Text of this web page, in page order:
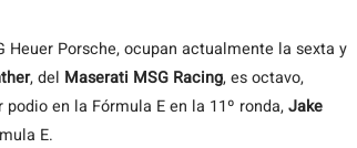
Heuer Porsche, ocupan actualmente la sexta y
, del Maserati MSG Racing, es octavo,
podio en la Fórmula E en la 11º ronda,Jake
E.